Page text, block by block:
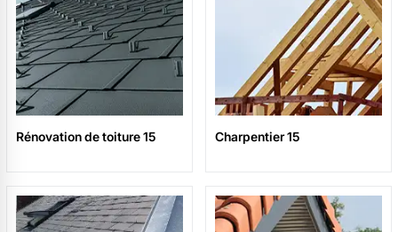
Rénovation de toiture 15 Charpentier 15